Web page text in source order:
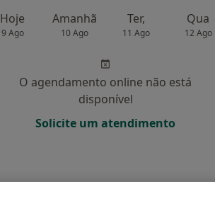
Hoje
9 Ago
Amanhã
10 Ago
Ter,
11 Ago
Qua
12 Ago
O agendamento online não está
disponível
Solicite um atendimento